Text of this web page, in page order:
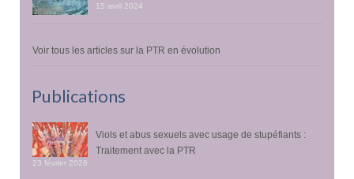
15 avril 2024
Voir tous les articles sur la PTR en évolution
Publications
Viols et abus sexuels avec usage de stupéfiants :
Traitement avec la PTR
23 février 2026